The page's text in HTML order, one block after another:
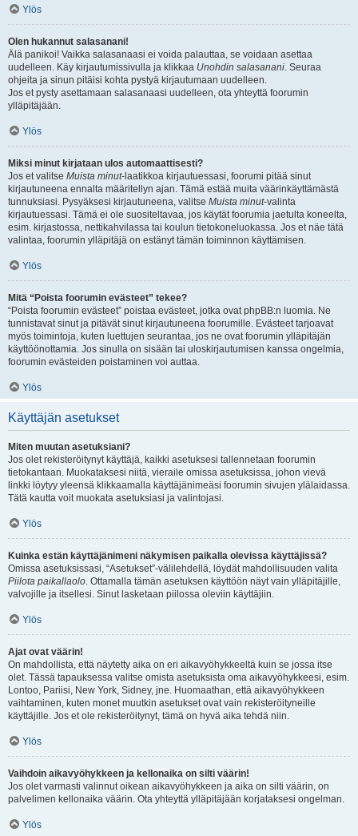
Ylös
Olen hukannut salasanani!
Älä panikoi! Vaikka salasanaasi ei voida palauttaa, se voidaan asettaa
uudelleen. Käy kirjautumissivulla ja klikkaa Unohdin salasanani. Seuraa
ohjeita ja sinun pitäisi kohta pystyä kirjautumaan uudelleen.
Jos et pysty asettamaan salasanaasi uudelleen, ota yhteyttä foorumin
ylläpitäjään.
Ylös
Miksi minut kirjataan ulos automaattisesti?
Jos et valitse Muista minut-laatikkoa kirjautuessasi, foorumi pitää sinut
kirjautuneena ennalta määritellyn ajan. Tämä estää muita väärinkäyttämästä
tunnuksiasi. Pysyäksesi kirjautuneena, valitse Muista minut-valinta
kirjautuessasi. Tämä ei ole suositeltavaa, jos käytät foorumia jaetulta koneelta,
esim. kirjastossa, nettikahvilassa tai koulun tietokoneluokassa. Jos et näe tätä
valintaa, foorumin ylläpitäjä on estänyt tämän toiminnon käyttämisen.
Ylös
Mitä “Poista foorumin evästeet” tekee?
“Poista foorumin evästeet” poistaa evästeet, jotka ovat phpBB:n luomia. Ne
tunnistavat sinut ja pitävät sinut kirjautuneena foorumille. Evästeet tarjoavat
myös toimintoja, kuten luettujen seurantaa, jos ne ovat foorumin ylläpitäjän
käyttöönottamia. Jos sinulla on sisään tai uloskirjautumisen kanssa ongelmia,
foorumin evästeiden poistaminen voi auttaa.
Ylös
Käyttäjän asetukset
Miten muutan asetuksiani?
Jos olet rekisteröitynyt käyttäjä, kaikki asetuksesi tallennetaan foorumin
tietokantaan. Muokataksesi niitä, vieraile omissa asetuksissa, johon vievä
linkki löytyy yleensä klikkaamalla käyttäjänimeäsi foorumin sivujen ylälaidassa.
Tätä kautta voit muokata asetuksiasi ja valintojasi.
Ylös
Kuinka estän käyttäjänimeni näkymisen paikalla olevissa käyttäjissä?
Omissa asetuksissasi, “Asetukset”-välilehdellä, löydät mahdollisuuden valita
Piilota paikallaolo. Ottamalla tämän asetuksen käyttöön näyt vain ylläpitäjille,
valvojille ja itsellesi. Sinut lasketaan piilossa oleviin käyttäjiin.
Ylös
Ajat ovat väärin!
On mahdollista, että näytetty aika on eri aikavyöhykkeeltä kuin se jossa itse
olet. Tässä tapauksessa valitse omista asetuksista oma aikavyöhykkeesi, esim.
Lontoo, Pariisi, New York, Sidney, jne. Huomaathan, että aikavyöhykkeen
vaihtaminen, kuten monet muutkin asetukset ovat vain rekisteröityneille
käyttäjille. Jos et ole rekisteröitynyt, tämä on hyvä aika tehdä niin.
Ylös
Vaihdoin aikavyöhykkeen ja kellonaika on silti väärin!
Jos olet varmasti valinnut oikean aikavyöhykkeen ja aika on silti väärin, on
palvelimen kellonaika väärin. Ota yhteyttä ylläpitäjään korjataksesi ongelman.
Ylös